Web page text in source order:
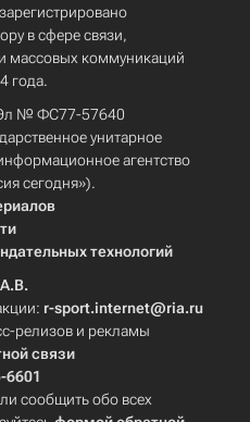
в сфере связи,
массовых коммуникаций
года.
Эл № ФС77-57640
унитарное
агентство
сегодня»).
технологий
r-sport.internet@ria.ru
релизов и рекламы
связи
6601
сообщить обо всех